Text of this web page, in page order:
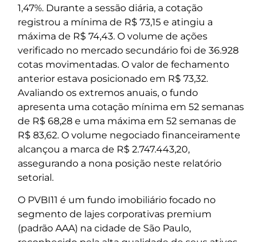
1,47%. Durante a sessão diária, a cotação
registrou a mínima de R$ 73,15 e atingiu a
máxima de R$ 74,43. O volume de ações
verificado no mercado secundário foi de 36.928
cotas movimentadas. O valor de fechamento
anterior estava posicionado em R$ 73,32.
Avaliando os extremos anuais, o fundo
apresenta uma cotação mínima em 52 semanas
de R$ 68,28 e uma máxima em 52 semanas de
R$ 83,62. O volume negociado financeiramente
alcançou a marca de R$ 2.747.443,20,
assegurando a nona posição neste relatório
setorial.
O PVBI11 é um fundo imobiliário focado no
segmento de lajes corporativas premium
(padrão AAA) na cidade de São Paulo,